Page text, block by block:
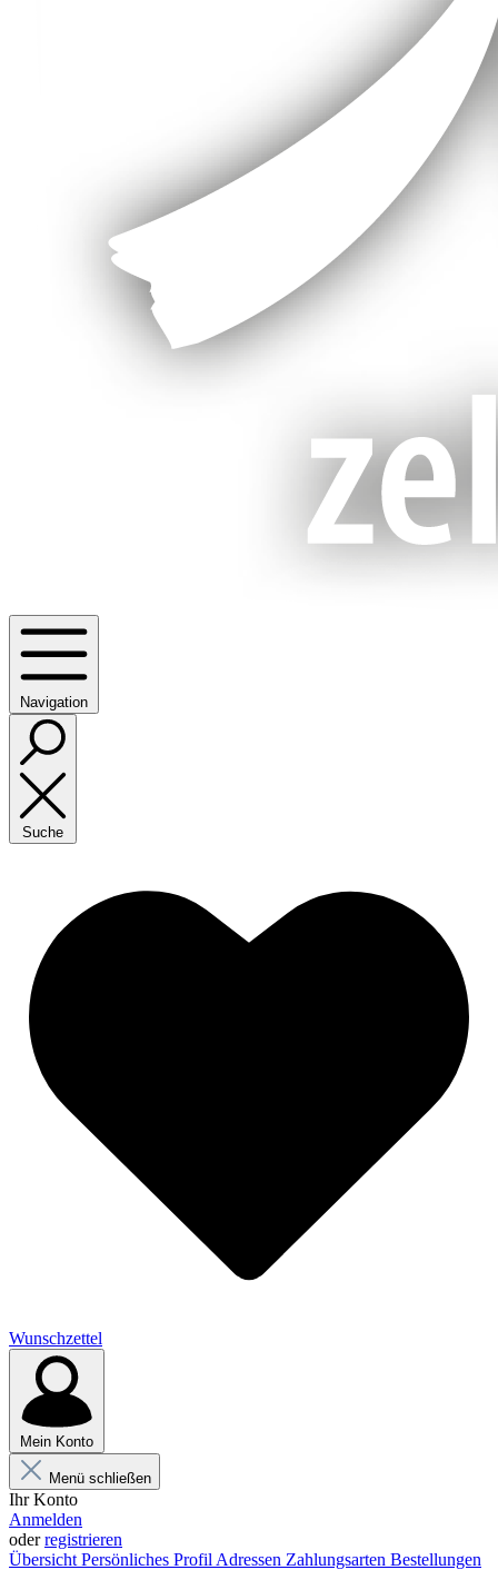
Navigation
Suche
Wunschzettel
Mein Konto
Menü schließen
Ihr Konto
Anmelden
oderregistrieren
Übersicht Persönliches Profil Adressen Zahlungsarten Bestellungen